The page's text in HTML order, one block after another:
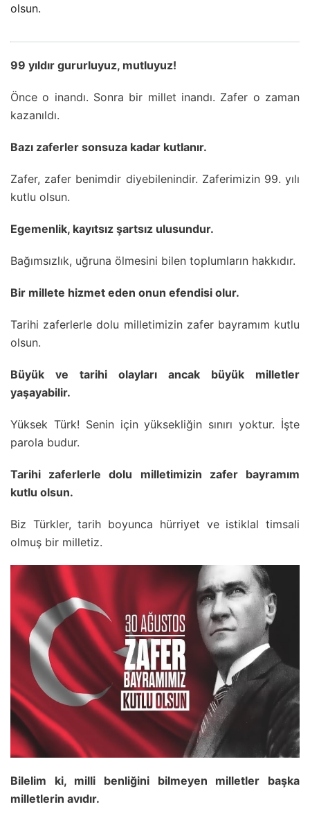
olsun.
99 yıldır gururluyuz, mutluyuz!
Önce o inandı. Sonra bir millet inandı. Zafer o zaman
kazanıldı.
Bazı zaferler sonsuza kadar kutlanır.
Zafer, zafer benimdir diyebilenindir. Zaferimizin 99. yılı
kutlu olsun.
Egemenlik, kayıtsız şartsız ulusundur.
Bağımsızlık, uğruna ölmesini bilen toplumların hakkıdır.
Bir millete hizmet eden onun efendisi olur.
Tarihi zaferlerle dolu milletimizin zafer bayramım kutlu
olsun.
Büyük ve tarihi olayları ancak büyük milletler
yaşayabilir.
Yüksek Türk! Senin için yüksekliğin sınırı yoktur. İşte
parola budur.
Tarihi zaferlerle dolu milletimizin zafer bayramım
kutlu olsun.
Biz Türkler, tarih boyunca hürriyet ve istiklal timsali
olmuş bir milletiz.
Bilelim ki, milli benliğini bilmeyen milletler başka
milletlerin avıdır.